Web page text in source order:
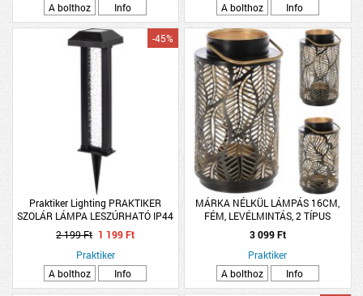
A bolthoz
Info
A bolthoz
Info
Praktiker Lighting PRAKTIKER
SZOLÁR LÁMPA LESZÚRHATÓ IP44
MELEGFEHÉR LED 7,5X30CM
MŰANYAG FEKETE
-45%
2 199 Ft 1 199 Ft
Praktiker
A bolthoz
Info
MÁRKA NÉLKÜL LÁMPÁS 16CM,
FÉM, LEVÉLMINTÁS, 2 TÍPUS
3 099 Ft
Praktiker
A bolthoz
Info